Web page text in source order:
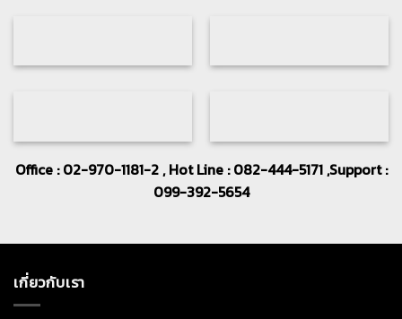
Office : 02-970-1181-2 , Hot Line : 082-444-5171 ,Support :
099-392-5654
เกี่ยวกับเรา